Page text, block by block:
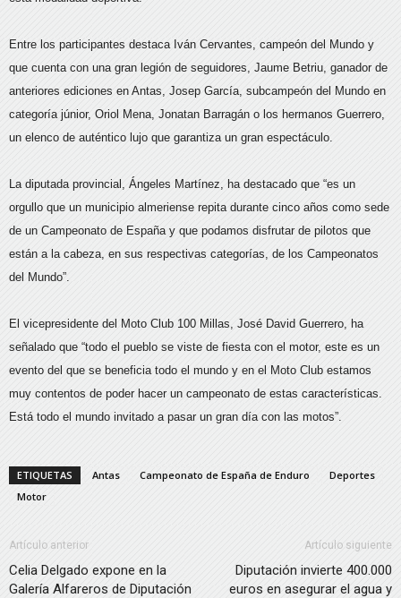
Entre los participantes destaca Iván Cervantes, campeón del Mundo y
que cuenta con una gran legión de seguidores, Jaume Betriu, ganador de
anteriores ediciones en Antas, Josep García, subcampeón del Mundo en
categoría júnior, Oriol Mena, Jonatan Barragán o los hermanos Guerrero,
un elenco de auténtico lujo que garantiza un gran espectáculo.
La diputada provincial, Ángeles Martínez, ha destacado que “es un
orgullo que un municipio almeriense repita durante cinco años como sede
de un Campeonato de España y que podamos disfrutar de pilotos que
están a la cabeza, en sus respectivas categorías, de los Campeonatos
del Mundo”.
El vicepresidente del Moto Club 100 Millas, José David Guerrero, ha
señalado que “todo el pueblo se viste de fiesta con el motor, este es un
evento del que se beneficia todo el mundo y en el Moto Club estamos
muy contentos de poder hacer un campeonato de estas características.
Está todo el mundo invitado a pasar un gran día con las motos”.
ETIQUETAS Antas Campeonato de España de Enduro
Deportes
Motor
Artículo anterior
Celia Delgado expone en la
Galería Alfareros de Diputación
Artículo siguiente
Diputación invierte 400.000
euros en asegurar el agua y